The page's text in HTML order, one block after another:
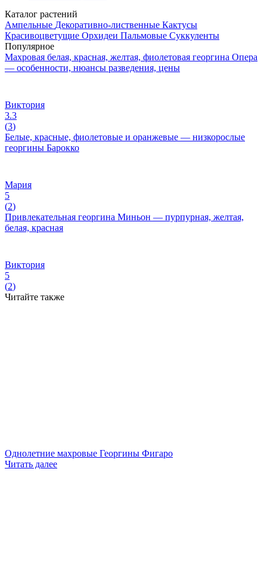
Каталог растений
Ампельные Декоративно-лиственные Кактусы
Красивоцветущие Орхидеи Пальмовые Суккуленты
Популярное
Махровая белая, красная, желтая, фиолетовая георгина Опера
— особенности, нюансы разведения, цены
Виктория
3.3
(3)
Белые, красные, фиолетовые и оранжевые — низкорослые
георгины Барокко
Мария
5
(2)
Привлекательная георгина Миньон — пурпурная, желтая,
белая, красная
Виктория
5
(2)
Читайте также
Однолетние махровые Георгины Фигаро
Читать далее